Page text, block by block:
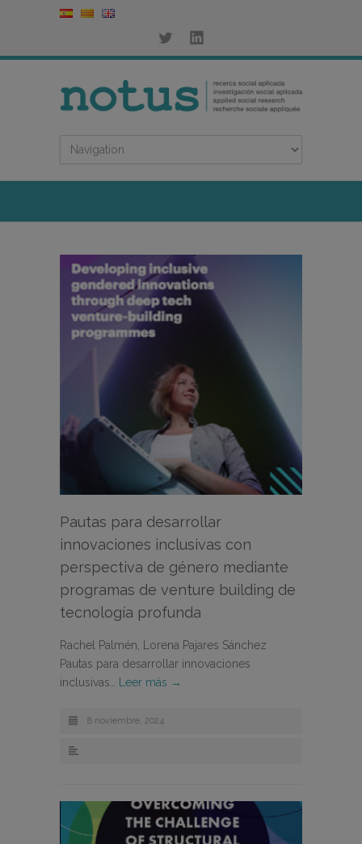
Pautas para desarrollar
innovaciones inclusivas con
perspectiva de género mediante
programas de venture building de
tecnología profunda
Rachel Palmén, Lorena Pajares Sánchez
Pautas para desarrollar innovaciones
inclusivas…
Leer más →
8 noviembre, 2024